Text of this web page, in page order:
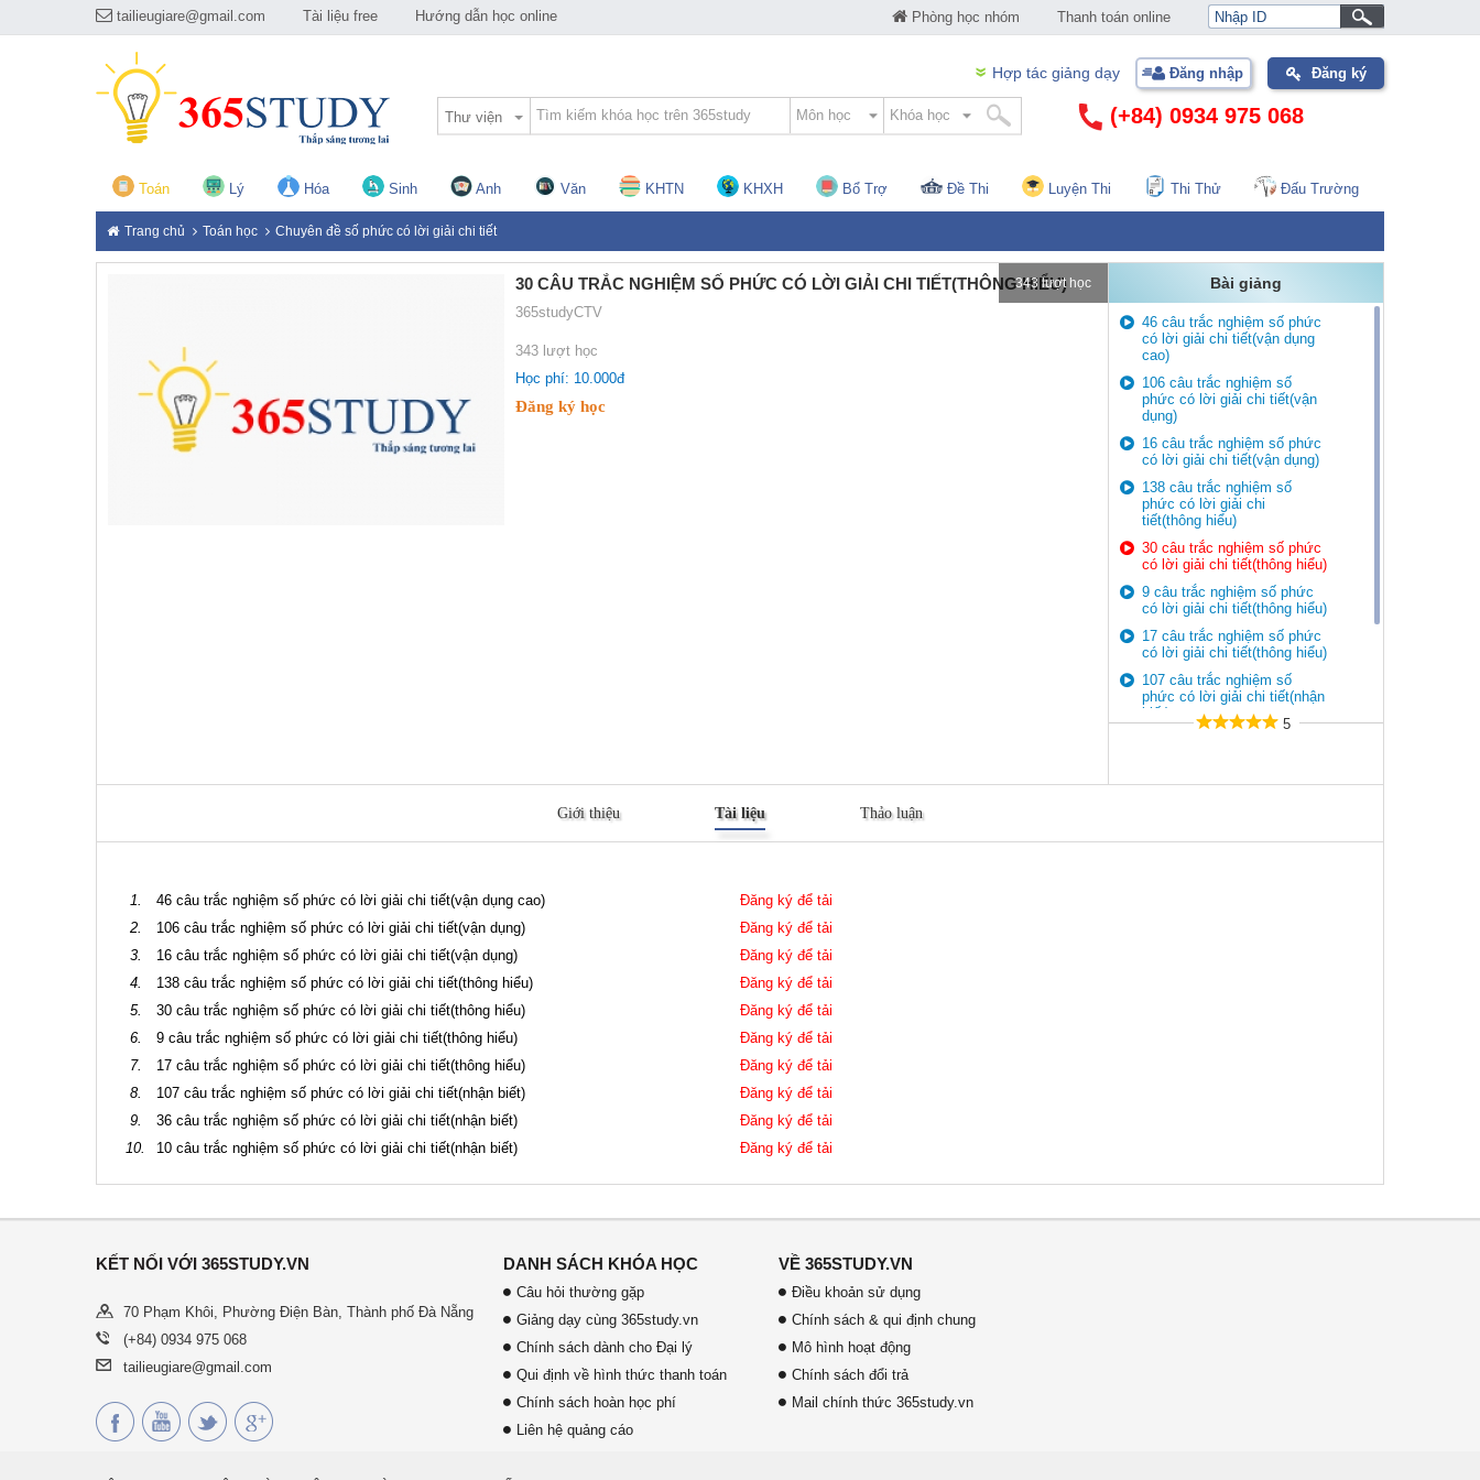
tailieugiare@gmail.com Tài liệu free Hướng dẫn học online Phòng học nhóm Thanh toán online
Hợp tác giảng dạy Đăng nhập Đăng ký
(+84) 0934 975 068
Thư viện
Toán Lý Hóa Sinh Anh Văn KHTN KHXH Bổ Trợ Đề Thi Luyện Thi Thi Thử Đấu Trường
Trang chủ Toán học Chuyên đề số phức có lời giải chi tiết
343 lượt học
30 CÂU TRẮC NGHIỆM SỐ PHỨC CÓ LỜI GIẢI CHI TIẾT(THÔNG HIỂU)
365studyCTV
343 lượt học
Học phí: 10.000đ
Đăng ký học
Bài giảng
46 câu trắc nghiệm số phức
có lời giải chi tiết(vận dụng
cao)
106 câu trắc nghiệm số
phức có lời giải chi tiết(vận
dụng)
16 câu trắc nghiệm số phức
có lời giải chi tiết(vận dụng)
138 câu trắc nghiệm số
phức có lời giải chi
tiết(thông hiểu)
30 câu trắc nghiệm số phức
có lời giải chi tiết(thông hiểu)
9 câu trắc nghiệm số phức
có lời giải chi tiết(thông hiểu)
17 câu trắc nghiệm số phức
có lời giải chi tiết(thông hiểu)
107 câu trắc nghiệm số
phức có lời giải chi tiết(nhận
biết)
10 câu trắc nghiệm số phức
5
Giới thiệu Tài liệu Thảo luận
1. 46 câu trắc nghiệm số phức có lời giải chi tiết(vận dụng cao)
Đăng ký để tải
2.
106 câu trắc nghiệm số phức có lời giải chi tiết(vận dụng)
Đăng ký để tải
3.
16 câu trắc nghiệm số phức có lời giải chi tiết(vận dụng)
Đăng ký để tải
4.
138 câu trắc nghiệm số phức có lời giải chi tiết(thông hiểu)
Đăng ký để tải
5.
30 câu trắc nghiệm số phức có lời giải chi tiết(thông hiểu)
Đăng ký để tải
6.
9 câu trắc nghiệm số phức có lời giải chi tiết(thông hiểu)
Đăng ký để tải
7.
17 câu trắc nghiệm số phức có lời giải chi tiết(thông hiểu)
Đăng ký để tải
8.
107 câu trắc nghiệm số phức có lời giải chi tiết(nhận biết)
Đăng ký để tải
9.
36 câu trắc nghiệm số phức có lời giải chi tiết(nhận biết)
Đăng ký để tải
10.
10 câu trắc nghiệm số phức có lời giải chi tiết(nhận biết) Đăng ký để tải
KẾT NỐI VỚI 365STUDY.VN
70 Phạm Khôi, Phường Điện Bàn, Thành phố Đà Nẵng
(+84) 0934 975 068
tailieugiare@gmail.com
DANH SÁCH KHÓA HỌC
Câu hỏi thường gặp
Giảng dạy cùng 365study.vn
Chính sách dành cho Đại lý
Qui định về hình thức thanh toán
Chính sách hoàn học phí
Liên hệ quảng cáo
VỀ 365STUDY.VN
Điều khoản sử dụng
Chính sách & qui định chung
Mô hình hoạt động
Chính sách đổi trả
Mail chính thức 365study.vn